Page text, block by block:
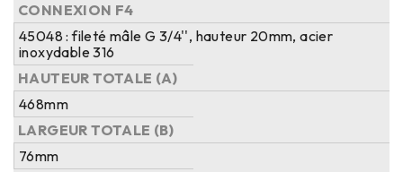
CONNEXION F4
45048 : fileté mâle G 3/4'', hauteur 20mm, acier
inoxydable 316
HAUTEUR TOTALE (A)
468mm
LARGEUR TOTALE (B)
76mm